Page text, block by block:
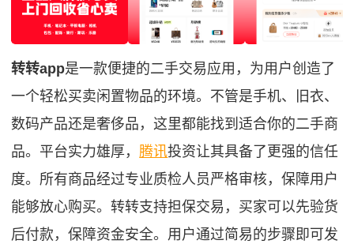
转转app是一款便捷的二手交易应用，为用户创造了
一个轻松买卖闲置物品的环境。不管是手机、旧衣、
数码产品还是奢侈品，这里都能找到适合你的二手商
品。平台实力雄厚， 腾讯投资让其具备了更强的信任
度。所有商品经过专业质检人员严格审核，保障用户
能够放心购买。转转支持担保交易，买家可以先验货
后付款，保障资金安全。用户通过简易的步骤即可发